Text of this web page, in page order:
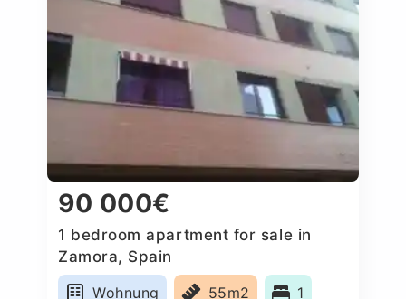
90 000€
1 bedroom apartment for sale in
Zamora, Spain
Wohnung
55m2 1